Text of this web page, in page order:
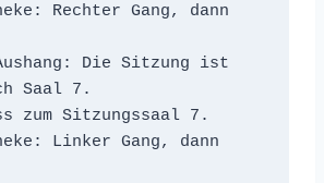
Rechter Gang, dann
Die Sitzung ist
Saal 7.
zum Sitzungssaal 7.
Linker Gang, dann